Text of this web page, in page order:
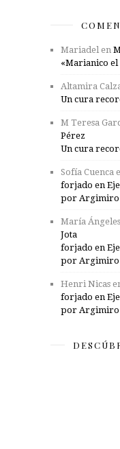
Mariadel en
«Marianico el
Altamira
Un cura
M Teresa
Pérez
Un cura
Sofía Cuenca
forjado en
por Argimiro
María
Jota
forjado en
por Argimiro
Henri Nicas
forjado en
por Argimiro